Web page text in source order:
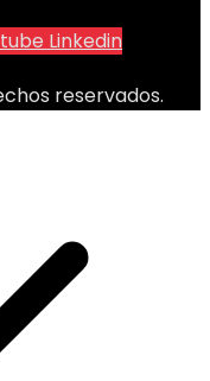
Linkedin
reservados.